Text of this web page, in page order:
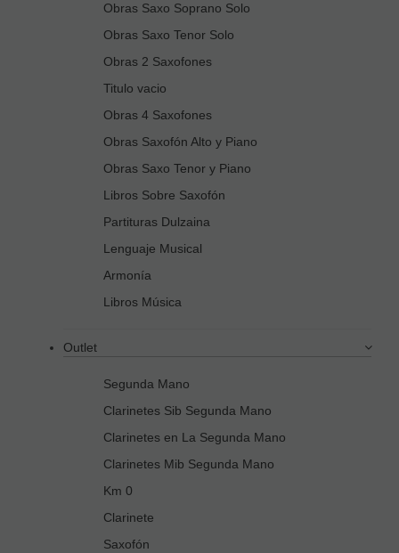
Obras Saxo Soprano Solo
Obras Saxo Tenor Solo
Obras 2 Saxofones
Titulo vacio
Obras 4 Saxofones
Obras Saxofón Alto y Piano
Obras Saxo Tenor y Piano
Libros Sobre Saxofón
Partituras Dulzaina
Lenguaje Musical
Armonía
Libros Música
Outlet
Segunda Mano
Clarinetes Sib Segunda Mano
Clarinetes en La Segunda Mano
Clarinetes Mib Segunda Mano
Km 0
Clarinete
Saxofón